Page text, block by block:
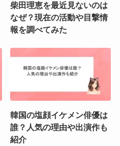
柴田理恵を最近見ないのは
なぜ？現在の活動や目撃情
報を調べてみた
韓国の塩顔イケメン俳優は
誰？人気の理由や出演作も
紹介